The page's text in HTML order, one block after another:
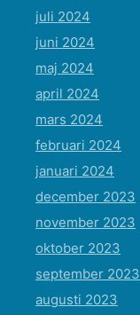
juli 2024
juni 2024
maj 2024
april 2024
mars 2024
februari 2024
januari 2024
december 2023
november 2023
oktober 2023
september 2023
augusti 2023